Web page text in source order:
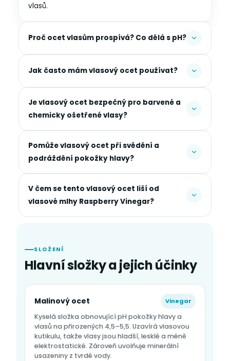
vlasů.
Proč ocet vlasům prospívá? Co dělá s pH?
Jak často mám vlasový ocet používat?
Je vlasový ocet bezpečný pro barvené a
chemicky ošetřené vlasy?
Pomůže vlasový ocet při svědění a
podráždění pokožky hlavy?
V čem se tento vlasový ocet liší od
vlasové mlhy Raspberry Vinegar?
SLOŽENÍ
Hlavní složky a jejich účinky
Malinový ocet Vinegar
Kyselá složka obnovující pH pokožky hlavy a
vlasů na přirozených 4,5–5,5. Uzavírá vlasovou
kutikulu, takže vlasy jsou hladší, lesklé a méně
elektrostatické. Zároveň uvolňuje minerální
usazeniny z tvrdé vody.